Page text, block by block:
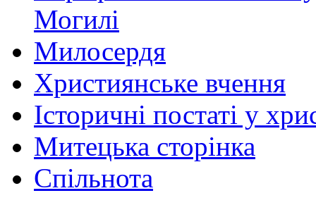
Могилі
Милосердя
Християнське вчення
Історичні постаті у
Митецька сторінка
Спільнота